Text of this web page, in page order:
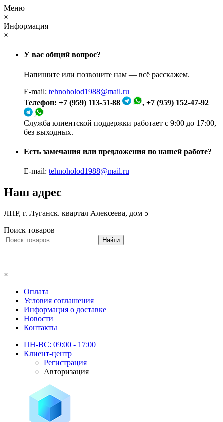
Меню
×
Информация
×
У вас общий вопрос?
Напишите или позвоните нам — всё расскажем.
E-mail: tehnoholod1988@mail.ru
Телефон: +7 (959) 113-51-88
, +7 (959) 152-47-92
Служба клиентской поддержки работает с 9:00 до 17:00,
без выходных.
Есть замечания или предложения по нашей работе?
E-mail: tehnoholod1988@mail.ru
Наш адрес
ЛНР, г. Луганск. квартал Алексеева, дом 5
Поиск товаров
×
Оплата
Условия соглашения
Информация о доставке
Новости
Контакты
ПН-ВС: 09:00 - 17:00
Клиент-центр
Регистрация
Авторизация